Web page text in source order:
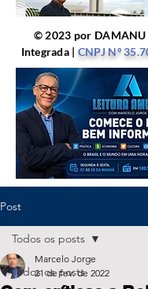
© 2023 por DAMANU
Integrada | CNPJ Nº
Post
Todos os posts
Todos os posts
Marcelo Jorge
21 de fev. de 2022